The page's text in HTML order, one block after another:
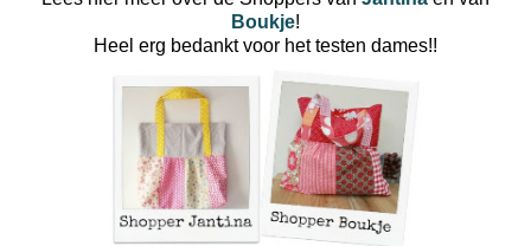
Boukje!
Heel erg bedankt voor het testen dames!!